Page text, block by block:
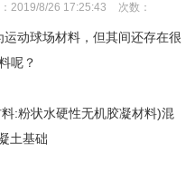
2019/8/26 17:25:43 次数：
动球场材料，但其间还存在很
呢？
:粉状水硬性无机胶凝材料)混
土基础